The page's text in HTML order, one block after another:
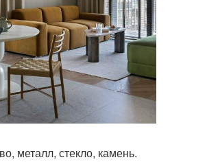
металл, стекло, камень.